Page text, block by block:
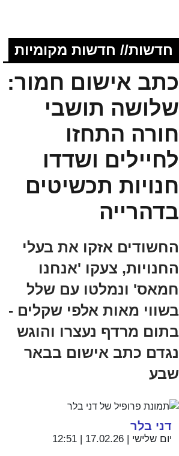
חדשות// חדשות מקומיות
כתב אישום חמור:
שלושה תושבי
חורה התחזו
לחיילים ושדדו
חנויות תכשיטים
בדהרייה
החשודים אזקו את בעלי
החנויות, צעקו 'אנחנו
חמאס' ונמלטו עם שלל
בשווי מאות אלפי שקלים -
בתום מרדף נעצרו והוגש
נגדם כתב אישום בבאר
שבע
דני בלר
יום שלישי | 17.02.26 | 12:51